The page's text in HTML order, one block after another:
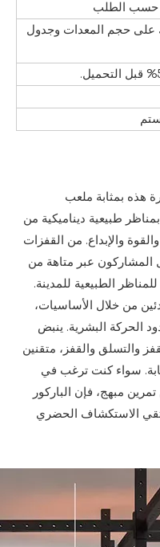
حسب الطلب
ذلك على حجم المعدات وجدول
هذه بمثابة ملعب
طبيعية ديناميكية من
والإبداع. من القفزات
المشاركون عبر متاهة من
الطبيعية للمدينة.
من خلال الأساسيات،
الحركة البشرية. ينبض
والتسلق والقفز، متقنين
سواء كنت ترغب في
مبهج، فإن الباركور
الاستكشاف الحضري